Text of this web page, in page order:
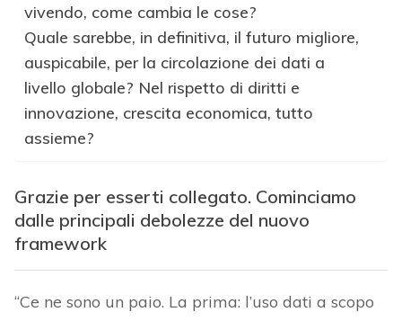
vivendo, come cambia le cose?
Quale sarebbe, in definitiva, il futuro migliore,
auspicabile, per la circolazione dei dati a
livello globale? Nel rispetto di diritti e
innovazione, crescita economica, tutto
assieme?
Grazie per esserti collegato. Cominciamo
dalle principali debolezze del nuovo
framework
“Ce ne sono un paio. La prima: l’uso dati a scopo